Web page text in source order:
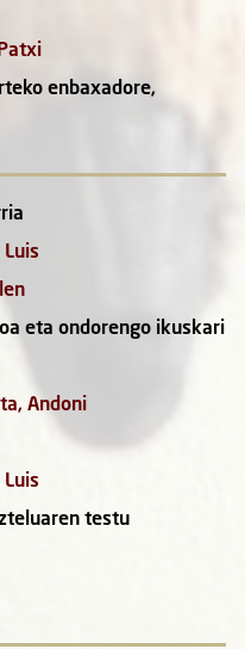
enbaxadore,
eta ondorengo ikuskari
Andoni
testu